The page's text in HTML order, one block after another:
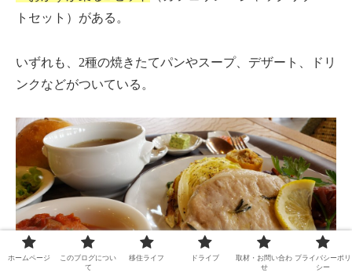
トセット）がある。
いずれも、2種の焼きたてパンやスープ、デザート、ドリ
ンクなどがついている。
ホームページ
このブログについ
て
移住ライフ ドライブ
取材・お問い合わ
せ
プライバシーポリ
シー